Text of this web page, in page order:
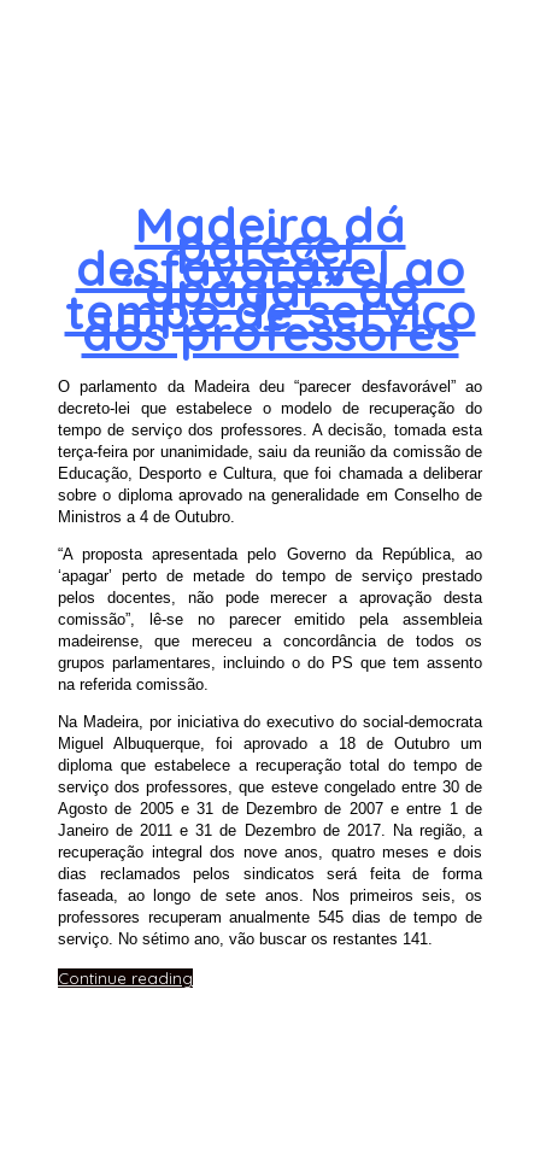
Madeira dá
parecer
desfavorável ao
“apagar” do
tempo de serviço
dos professores
O parlamento da Madeira deu “parecer desfavorável” ao
decreto-lei que estabelece o modelo de recuperação do
tempo de serviço dos professores. A decisão, tomada esta
terça-feira por unanimidade, saiu da reunião da comissão de
Educação, Desporto e Cultura, que foi chamada a deliberar
sobre o diploma aprovado na generalidade em Conselho de
Ministros a 4 de Outubro.
“A proposta apresentada pelo Governo da República, ao
‘apagar’ perto de metade do tempo de serviço prestado
pelos docentes, não pode merecer a aprovação desta
comissão”, lê-se no parecer emitido pela assembleia
madeirense, que mereceu a concordância de todos os
grupos parlamentares, incluindo o do PS que tem assento
na referida comissão.
Na Madeira, por iniciativa do executivo do social-democrata
Miguel Albuquerque, foi aprovado a 18 de Outubro um
diploma que estabelece a recuperação total do tempo de
serviço dos professores, que esteve congelado entre 30 de
Agosto de 2005 e 31 de Dezembro de 2007 e entre 1 de
Janeiro de 2011 e 31 de Dezembro de 2017. Na região, a
recuperação integral dos nove anos, quatro meses e dois
dias reclamados pelos sindicatos será feita de forma
faseada, ao longo de sete anos. Nos primeiros seis, os
professores recuperam anualmente 545 dias de tempo de
serviço. No sétimo ano, vão buscar os restantes 141.
Continue reading